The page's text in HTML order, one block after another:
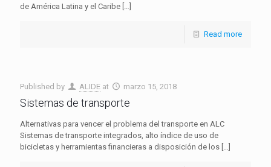
de América Latina y el Caribe […]
Read more
Published by ALIDE at marzo 15, 2018
Sistemas de transporte
Alternativas para vencer el problema del transporte en ALC
Sistemas de transporte integrados, alto índice de uso de
bicicletas y herramientas financieras a disposición de los […]